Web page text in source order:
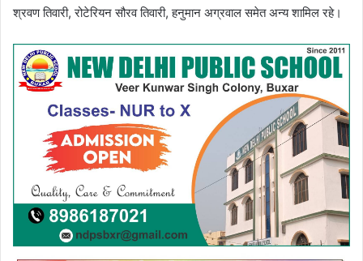
श्रवण तिवारी, रोटेरियन सौरव तिवारी, हनुमान अग्रवाल समेत अन्य शामिल रहे।